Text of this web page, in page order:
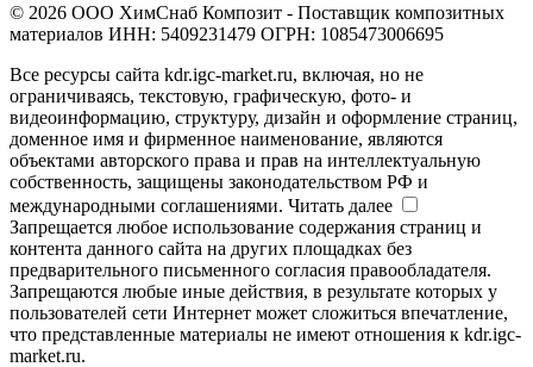
© 2026 ООО ХимСнаб Композит - Поставщик композитных
материалов ИНН: 5409231479 ОГРН: 1085473006695
Все ресурсы сайта kdr.igc-market.ru, включая, но не
ограничиваясь, текстовую, графическую, фото- и
видеоинформацию, структуру, дизайн и оформление страниц,
доменное имя и фирменное наименование, являются
объектами авторского права и прав на интеллектуальную
собственность, защищены законодательством РФ и
международными соглашениями. Читать далее
Запрещается любое использование содержания страниц и
контента данного сайта на других площадках без
предварительного письменного согласия правообладателя.
Запрещаются любые иные действия, в результате которых у
пользователей сети Интернет может сложиться впечатление,
что представленные материалы не имеют отношения к kdr.igc-
market.ru.